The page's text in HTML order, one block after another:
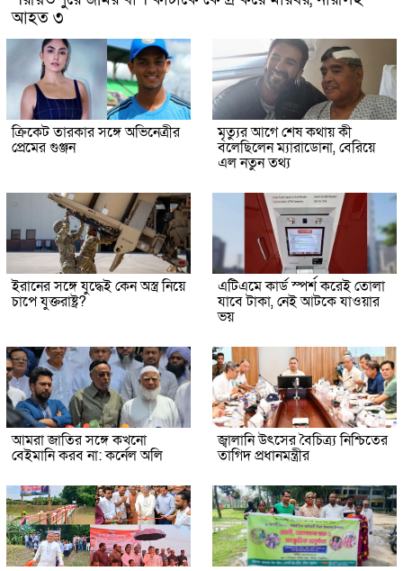
আহত ৩
ক্রিকেট তারকার সঙ্গে অভিনেত্রীর
প্রেমের গুঞ্জন
মৃত্যুর আগে শেষ কথায় কী
বলেছিলেন ম্যারাডোনা, বেরিয়ে
এল নতুন তথ্য
ইরানের সঙ্গে যুদ্ধেই কেন অস্ত্র নিয়ে
চাপে যুক্তরাষ্ট্র?
এটিএমে কার্ড স্পর্শ করেই তোলা
যাবে টাকা, নেই আটকে যাওয়ার
ভয়
আমরা জাতির সঙ্গে কখনো
বেইমানি করব না: কর্নেল অলি
জ্বালানি উৎসের বৈচিত্র্য নিশ্চিতের
তাগিদ প্রধানমন্ত্রীর